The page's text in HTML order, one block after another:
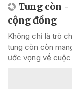
Tung còn
cộng đồng
Không chỉ là trò
tung còn còn
ước vọng về